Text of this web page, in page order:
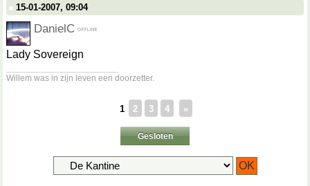
15-01-2007, 09:04
DanielC
Lady Sovereign
Willem was in zijn leven een doorzetter.
1 2 3 4 »
Gesloten